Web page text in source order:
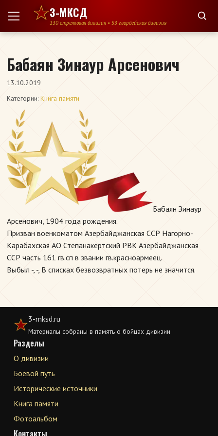
Перейти к содержимому
3-МКСД
130 стрелковая дивизия • 53 гвардейская дивизия
Бабаян Зинаур Арсенович
13.10.2019
Категории: Книга памяти
Бабаян Зинаур
Арсенович, 1904 года рождения.
Призван военкоматом Азербайджанская ССР Нагорно-
Карабахская АО Степанакертский РВК Азербайджанская
ССР часть 161 гв.сп в звании гв.красноармеец.
Выбыл -, -, В списках безвозвратных потерь не значится.
3-mksd.ru
Материалы собраны в память о бойцах дивизии
Разделы
О дивизии
Боевой путь
Исторические источники
Книга памяти
Фотоальбом
Контакты